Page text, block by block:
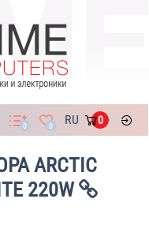
0 0 RU 0
ARCTIC
220W